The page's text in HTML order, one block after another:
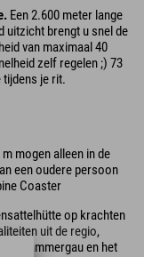
Een 2.600 meter lange
uitzicht brengt u snel de
van maximaal 40
zelf regelen ;) 73
tijdens je rit.
mogen alleen in de
een oudere persoon
Coaster
op krachten
uit de regio,
en het